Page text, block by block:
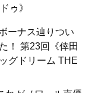
ゥ》
ーナス辿りつい
！ 第23回《倖田
グドリーム THE